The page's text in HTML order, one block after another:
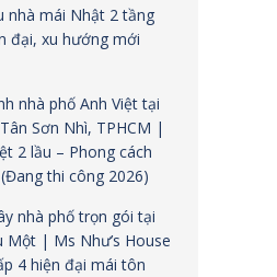
nhà mái Nhật 2 tầng
đại, xu hướng mới
nhà phố Anh Việt tại
Sơn Nhì, TPHCM |
2 lầu – Phong cách
thi công 2026)
nhà phố trọn gói tại
Một | Ms Như’s House
4 hiện đại mái tôn